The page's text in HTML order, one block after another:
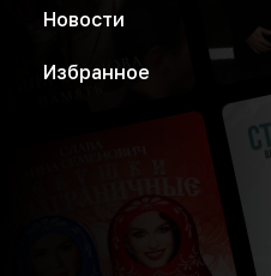
Новости
Избранное